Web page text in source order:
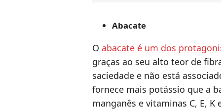
Abacate
O abacate é um dos
graças ao seu alto teor de
saciedade e não está
fornece mais potássio que a
manganês e vitaminas C, E,